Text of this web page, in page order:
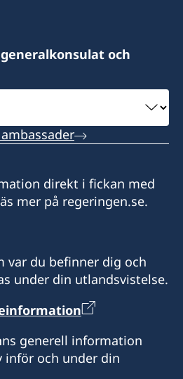
och
direkt i fickan med
mer på regeringen.se.
var du befinner dig och
under din utlandsvistelse.
generell information
inför och under din